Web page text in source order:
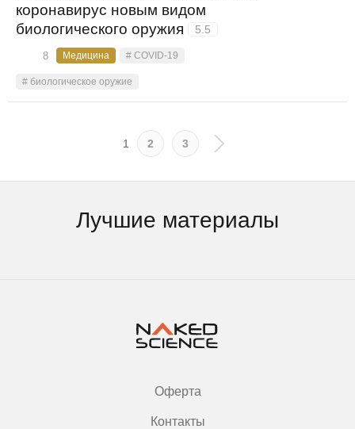
коронавирус новым видом
биологического оружия
5.5
8 Медицина # COVID-19
# биологическое оружие
1 2 3
Лучшие материалы
Оферта
Контакты